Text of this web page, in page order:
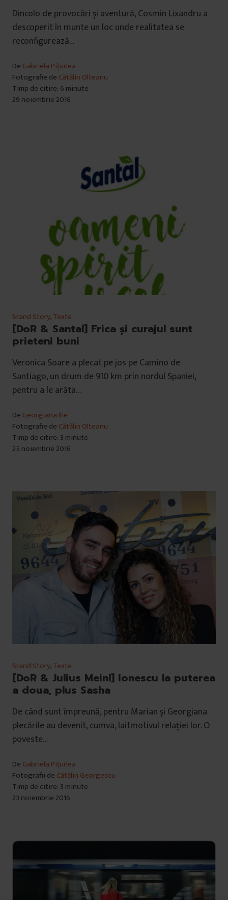
Dincolo de provocări și aventură, Cosmin Lixandru a
descoperit în munte un loc unde realitatea se
reconfigurează…
De Gabriela Pițurlea
Fotografie de Cătălin Olteanu
Timp de citire: 6 minute
29 noiembrie 2016
Brand Story,Texte
[DoR & Santal] Frica și curajul sunt
prieteni buni
Veronica Soare a plecat pe jos pe Camino de
Santiago, un drum de 910 km prin nordul Spaniei,
pentru a le arăta…
De Georgiana Ilie
Fotografie de Cătălin Olteanu
Timp de citire: 3 minute
25 noiembrie 2016
Brand Story,Texte
[DoR & Julius Meinl] Ionescu la puterea
a doua, plus Sasha
De când sunt împreună, pentru Marian și Georgiana
plecările au devenit, cumva, laitmotivul relației lor. O
poveste…
De Gabriela Pițurlea
Fotografii de Cătălin Georgescu
Timp de citire: 3 minute
23 noiembrie 2016